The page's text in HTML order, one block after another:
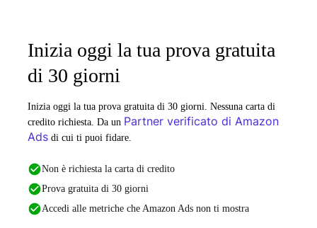
Inizia oggi la tua prova gratuita
di 30 giorni
Inizia oggi la tua prova gratuita di 30 giorni. Nessuna carta di
credito richiesta. Da un Partner verificato di Amazon
Ads di cui ti puoi fidare.
Non è richiesta la carta di credito
Prova gratuita di 30 giorni
Accedi alle metriche che Amazon Ads non ti mostra